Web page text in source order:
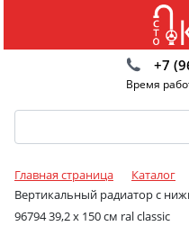
+7
Время
Главная страница Каталог
Вертикальный радиатор с
96794 39,2 х 150 см ral classic